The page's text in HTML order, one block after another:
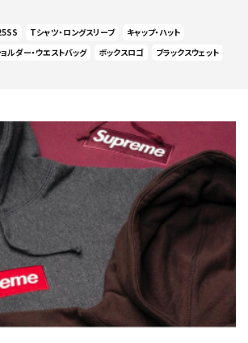
Tシャツ・ロングスリーブ
キャップ・ハット
ルダー・ウエストバッグ ボックスロゴ ブラックスウェット